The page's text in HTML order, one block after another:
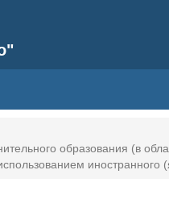
образования (в
иностранного